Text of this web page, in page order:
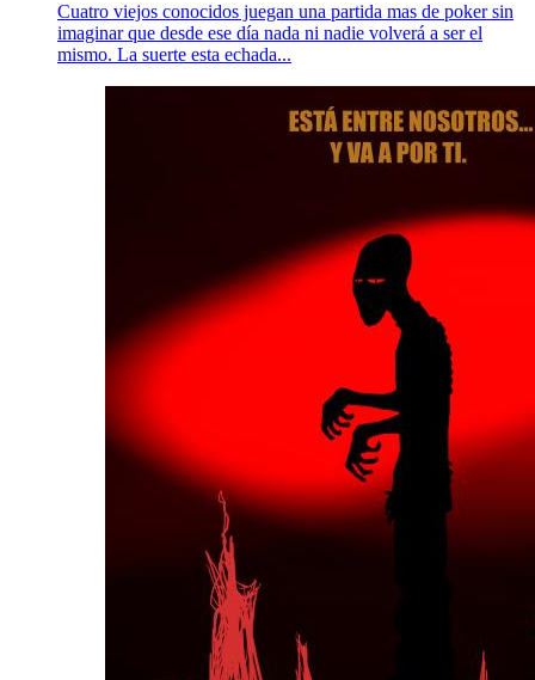
Cuatro viejos conocidos juegan una partida mas de poker sin
imaginar que desde ese día nada ni nadie volverá a ser el
mismo. La suerte esta echada...